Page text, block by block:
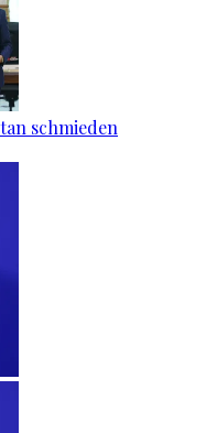
schmieden